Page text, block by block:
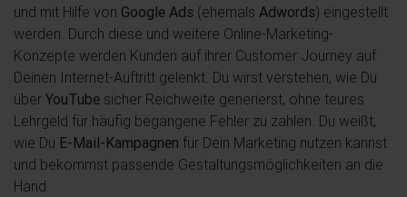
und mit Hilfe von Google Ads (ehemals Adwords) eingestellt
werden. Durch diese und weitere Online-Marketing-
Konzepte werden Kunden auf ihrer Customer Journey auf
Deinen Internet-Auftritt gelenkt. Du wirst verstehen, wie Du
über YouTube sicher Reichweite generierst, ohne teures
Lehrgeld für häufig begangene Fehler zu zahlen. Du weißt,
wie Du E-Mail-Kampagnen für Dein Marketing nutzen kannst
und bekommst passende Gestaltungsmöglichkeiten an die
Hand.